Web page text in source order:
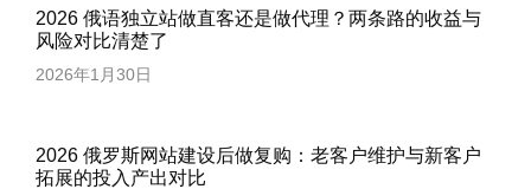
2026 俄语独立站做直客还是做代理？两条路的收益与
风险对比清楚了
2026年1月30日
2026 俄罗斯网站建设后做复购：老客户维护与新客户
拓展的投入产出对比